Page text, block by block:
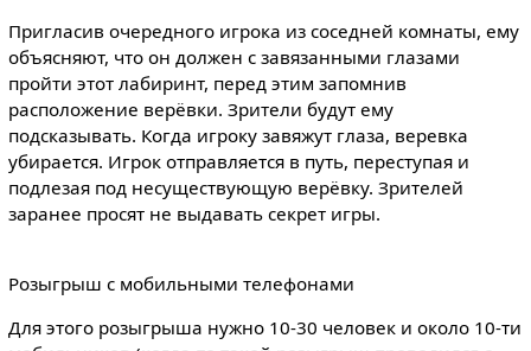
Пригласив очередного игрока из соседней комнаты, ему
объясняют, что он должен с завязанными глазами
пройти этот лабиринт, перед этим запомнив
расположение верёвки. Зрители будут ему
подсказывать. Когда игроку завяжут глаза, веревка
убирается. Игрок отправляется в путь, переступая и
подлезая под несуществующую верёвку. Зрителей
заранее просят не выдавать секрет игры.
Розыгрыш с мобильными телефонами
Для этого розыгрыша нужно 10-30 человек и около 10-ти